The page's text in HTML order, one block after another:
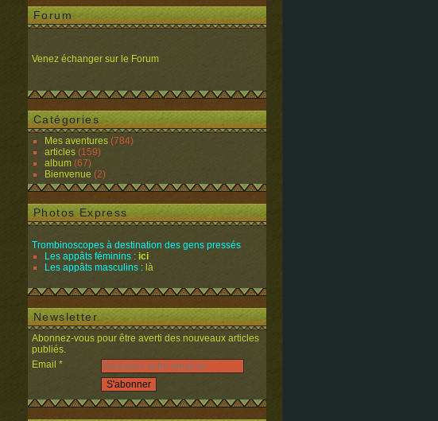
Forum
Venez échanger sur le Forum
Catégories
Mes aventures (784)
articles (159)
album (67)
Bienvenue (2)
Photos Express
Trombinoscopes à destination des gens pressés
Les appâts féminins : ici
Les appâts masculins : là
Newsletter
Abonnez-vous pour être averti des nouveaux articles
publiés.
Email